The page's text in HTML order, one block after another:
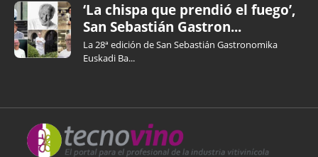
‘La chispa que prendió el fuego’,
San Sebastián Gastron...
La 28ª edición de San Sebastián Gastronomika
Euskadi Ba...